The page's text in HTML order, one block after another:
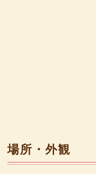
場所・外観